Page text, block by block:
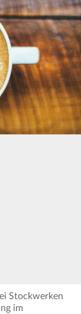
Stockwerken
im